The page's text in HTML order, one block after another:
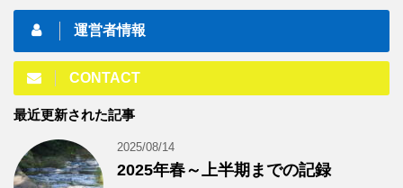
運営者情報
CONTACT
最近更新された記事
2025/08/14
2025年春～上半期までの記録